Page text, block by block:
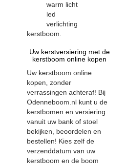
warm licht
led
verlichting
kerstboom.
Uw kerstversiering met de
kerstboom online kopen
Uw kerstboom online
kopen, zonder
verrassingen achteraf! Bij
Odenneboom.nl kunt u de
kerstbomen en versiering
vanuit uw bank of stoel
bekijken, beoordelen en
bestellen! Kies zelf de
verzenddatum van uw
kerstboom en de boom